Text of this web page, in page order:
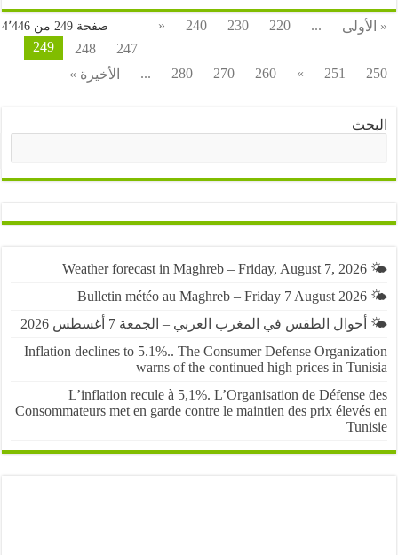
صفحة 249 من 4٬446 ...
220
230
240
«
248
249
251
»
260
270
280
... الأخيرة »
الطقس في المغرب العربي – الجمعة 7 أغسطس 2026
Inflation declines to 5.1%.. The Consumer Defense
warns of the continued high prices in
L’inflation recule à 5,1%. L’Organisation de
Consommateurs met en garde contre le maintien des prix